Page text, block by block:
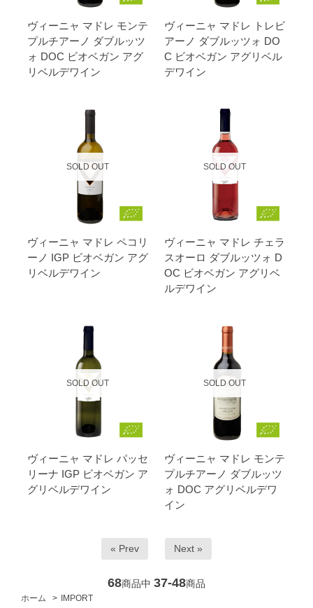
ヴィーニャ マドレ モンテ
プルチアーノ ダブルッツ
ォ DOC ビオベガン アグ
リベルデワイン
ヴィーニャ マドレ トレビ
アーノ ダブルッツォ DO
C ビオベガン アグリベル
デワイン
SOLD OUT
ヴィーニャ マドレ ペコリ
ーノ IGP ビオベガン アグ
リベルデワイン
SOLD OUT
ヴィーニャ マドレ チェラ
スオーロ ダブルッツォ D
OC ビオベガン アグリベ
ルデワイン
SOLD OUT
ヴィーニャ マドレ パッセ
リーナ IGP ビオベガン ア
グリベルデワイン
SOLD OUT
ヴィーニャ マドレ モンテ
プルチアーノ ダブルッツ
ォ DOC アグリベルデワ
イン
« Prev Next »
68商品中 37-48商品
ホーム > IMPORT